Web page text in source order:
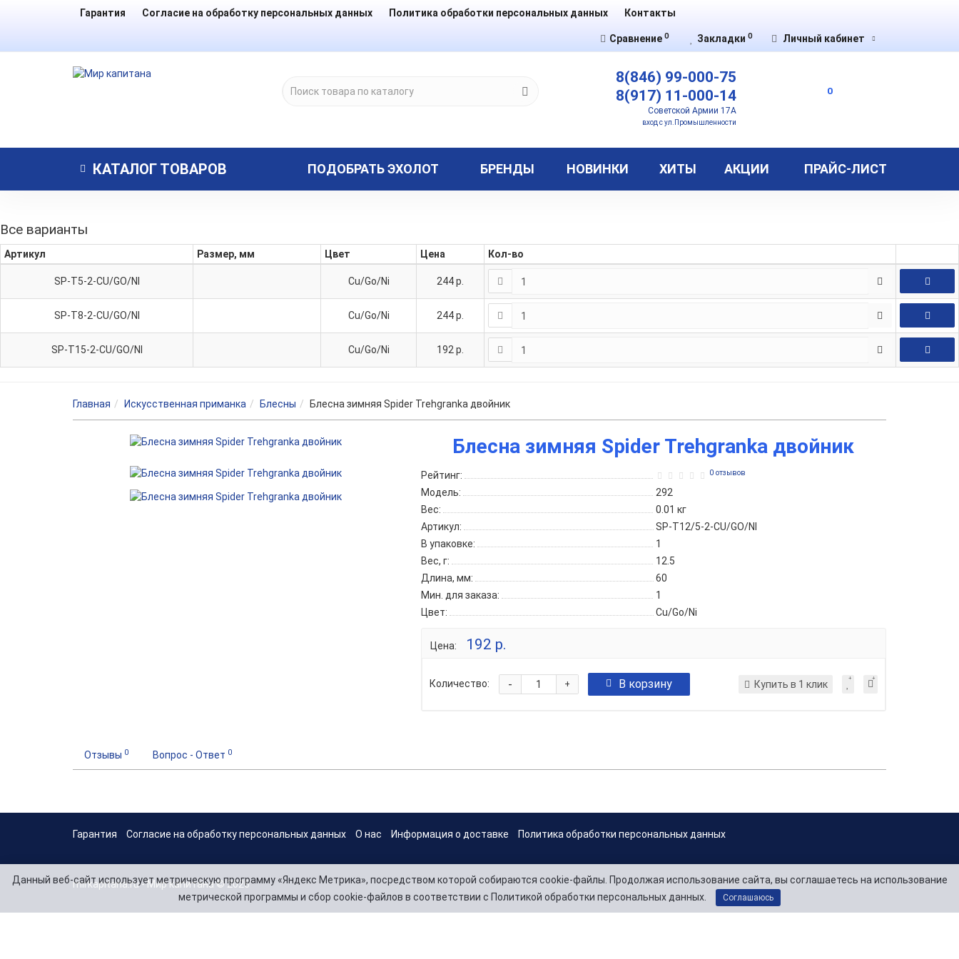
Гарантия Согласие на обработку персональных данных Политика обработки персональных данных Контакты
Сравнение 0 Закладки 0 Личный кабинет
8(846) 99-000-75
8(917) 11-000-14
Советской Армии 17А
вход с ул.Промышленности
0
КАТАЛОГ ТОВАРОВ ПОДОБРАТЬ ЭХОЛОТ БРЕНДЫ НОВИНКИ ХИТЫ АКЦИИ ПРАЙС-ЛИСТ
Все варианты
Артикул Размер, мм Цвет Цена Кол-во
SP-T5-2-CU/GO/NI Cu/Go/Ni 244р.
SP-T8-2-CU/GO/NI Cu/Go/Ni 244р.
SP-T15-2-CU/GO/NI Cu/Go/Ni 192 р.
Главная Искусственная приманка Блесны Блесна зимняя Spider Trehgranka двойник
Блесна зимняя Spider Trehgranka двойник
Рейтинг: 0 отзывов
Модель:
292
Вес:
0.01 кг
Артикул:
SP-T12/5-2-CU/GO/NI
В упаковке:
1
Вес, г:
12.5
Длина, мм:
60
Мин. для заказа:
1
Цвет:
Cu/Go/Ni
Цена: 192 р.
Количество: +
- В корзину Купить в 1 клик
Отзывы 0 Вопрос - Ответ 0
Гарантия Согласие на обработку персональных данных О нас Информация о доставке Политика обработки персональных данных
mirkapitana.ru - Мир капитана © 2026
Данный веб-сайт использует метрическую программу «Яндекс Метрика», посредством которой собираются cookie-файлы. Продолжая использование сайта, вы соглашаетесь на использование
метрической программы и сбор cookie-файлов в соответствии с Политикой обработки персональных данных.
Соглашаюсь